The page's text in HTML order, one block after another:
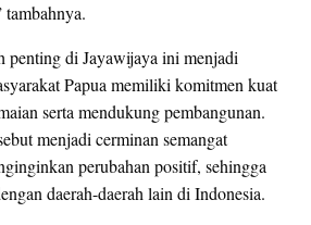
penting di Jayawijaya ini menjadi
Papua memiliki komitmen kuat
serta mendukung pembangunan.
menjadi cerminan semangat
perubahan positif, sehingga
daerah-daerah lain di Indonesia.